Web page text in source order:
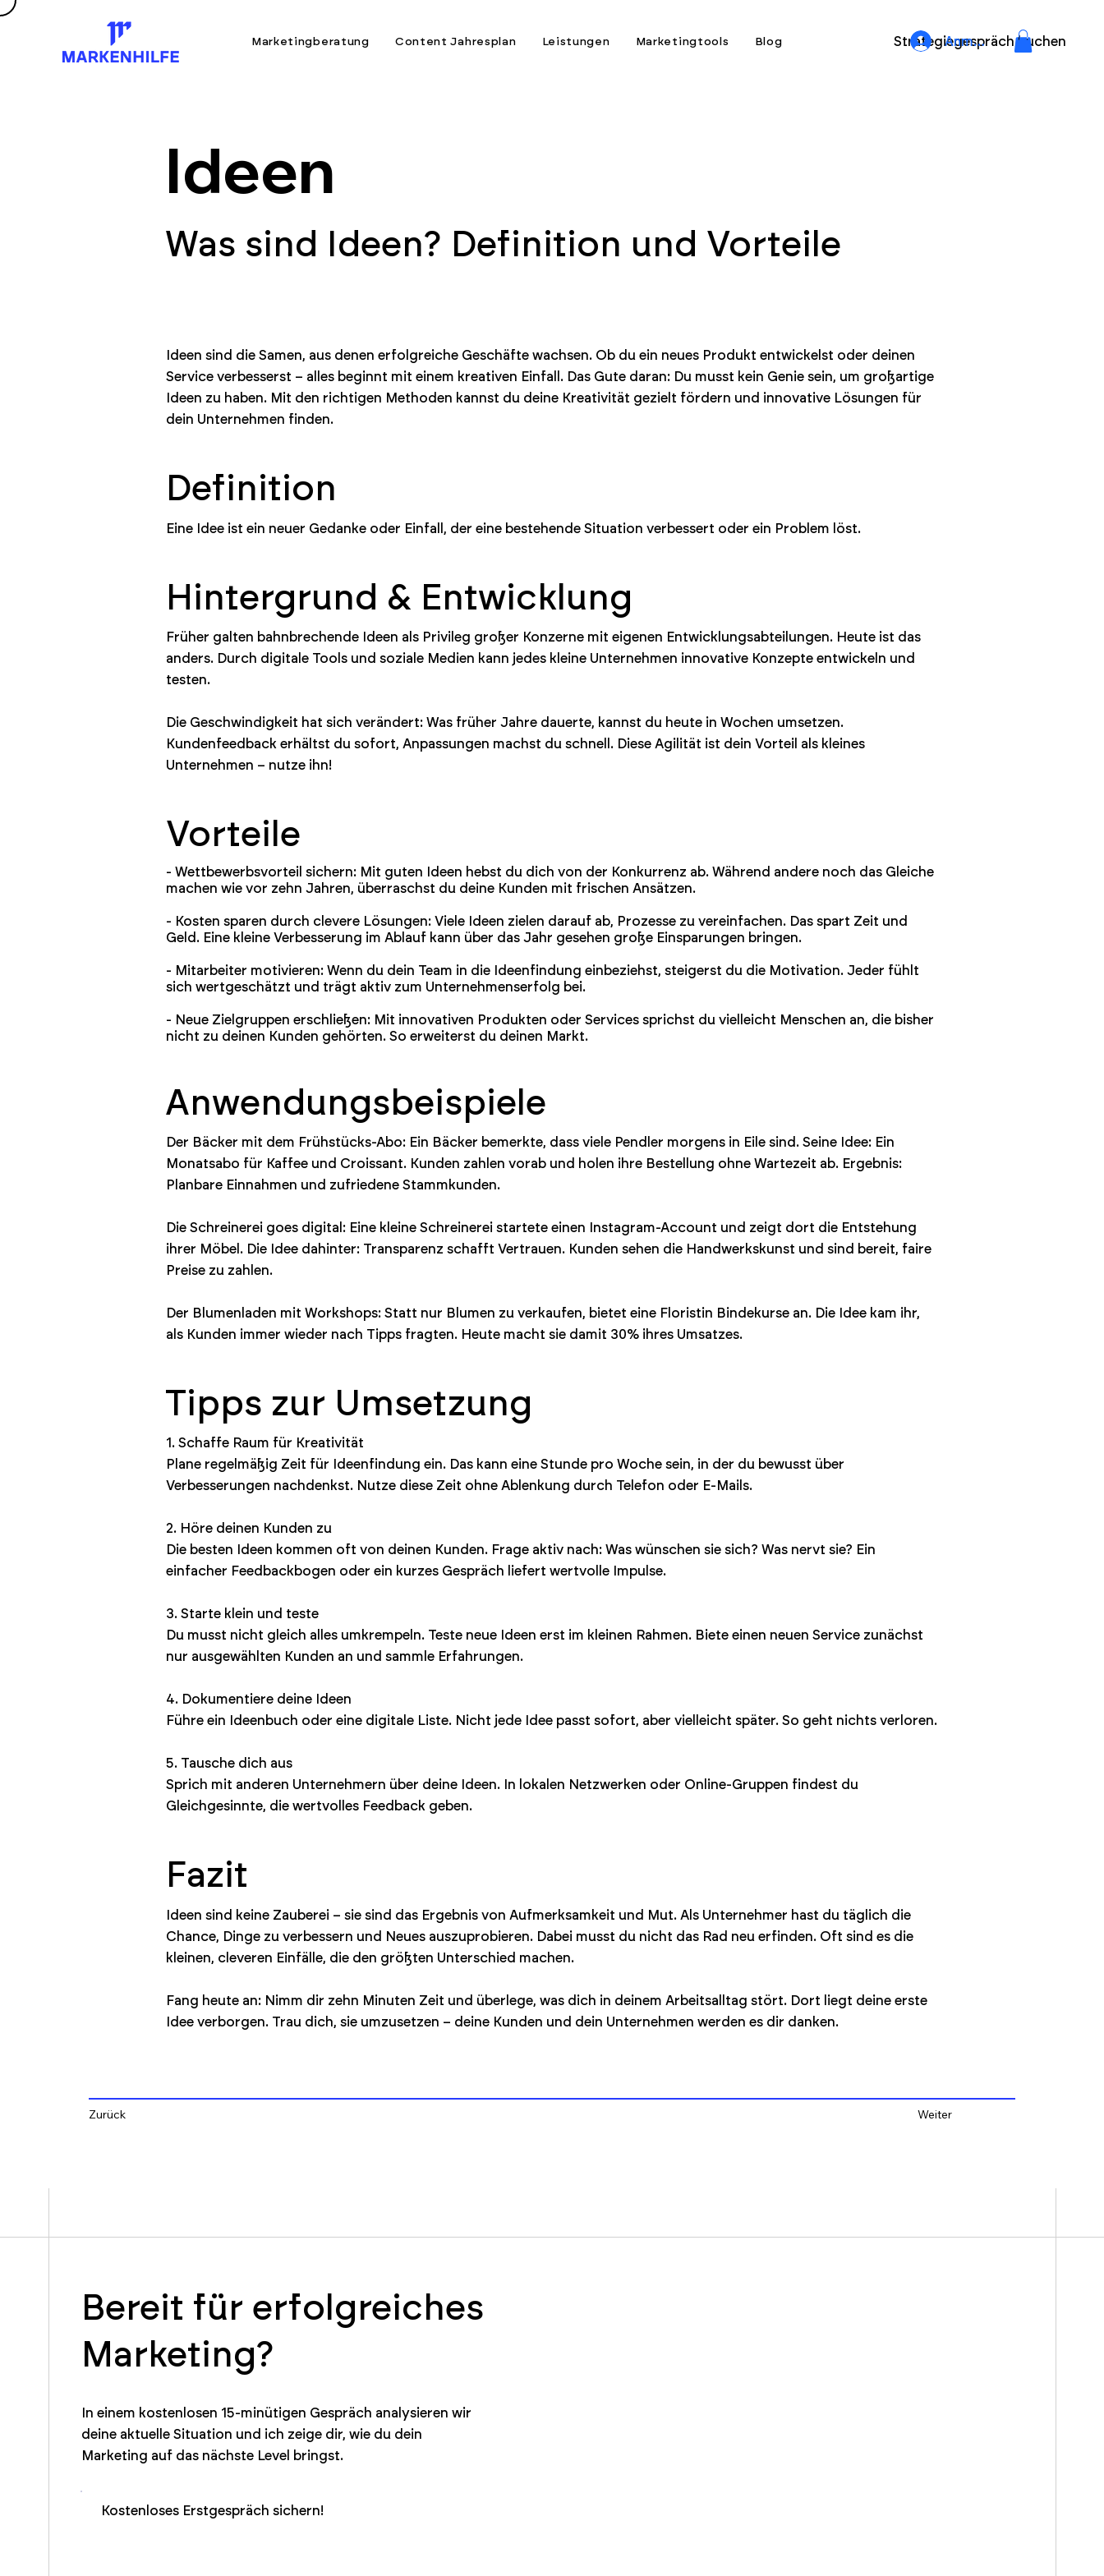
Marketingberatung Content Jahresplan Leistungen Marketingtools Blog Strategiegespräch buchen
Anmelden
Ideen
Was sind Ideen? Definition und Vorteile
Ideen sind die Samen, aus denen erfolgreiche Geschäfte wachsen. Ob du ein neues Produkt entwickelst oder deinen
Service verbesserst – alles beginnt mit einem kreativen Einfall. Das Gute daran: Du musst kein Genie sein, um großartige
Ideen zu haben. Mit den richtigen Methoden kannst du deine Kreativität gezielt fördern und innovative Lösungen für
dein Unternehmen finden.
Definition
Eine Idee ist ein neuer Gedanke oder Einfall, der eine bestehende Situation verbessert oder ein Problem löst.
Hintergrund & Entwicklung
Früher galten bahnbrechende Ideen als Privileg großer Konzerne mit eigenen Entwicklungsabteilungen. Heute ist das
anders. Durch digitale Tools und soziale Medien kann jedes kleine Unternehmen innovative Konzepte entwickeln und
testen.
Die Geschwindigkeit hat sich verändert: Was früher Jahre dauerte, kannst du heute in Wochen umsetzen.
Kundenfeedback erhältst du sofort, Anpassungen machst du schnell. Diese Agilität ist dein Vorteil als kleines
Unternehmen – nutze ihn!
Vorteile
- Wettbewerbsvorteil sichern: Mit guten Ideen hebst du dich von der Konkurrenz ab. Während andere noch das Gleiche
machen wie vor zehn Jahren, überraschst du deine Kunden mit frischen Ansätzen.
- Kosten sparen durch clevere Lösungen: Viele Ideen zielen darauf ab, Prozesse zu vereinfachen. Das spart Zeit und
Geld. Eine kleine Verbesserung im Ablauf kann über das Jahr gesehen große Einsparungen bringen.
- Mitarbeiter motivieren: Wenn du dein Team in die Ideenfindung einbeziehst, steigerst du die Motivation. Jeder fühlt
sich wertgeschätzt und trägt aktiv zum Unternehmenserfolg bei.
- Neue Zielgruppen erschließen: Mit innovativen Produkten oder Services sprichst du vielleicht Menschen an, die bisher
nicht zu deinen Kunden gehörten. So erweiterst du deinen Markt.
Anwendungsbeispiele
Der Bäcker mit dem Frühstücks-Abo: Ein Bäcker bemerkte, dass viele Pendler morgens in Eile sind. Seine Idee: Ein
Monatsabo für Kaffee und Croissant. Kunden zahlen vorab und holen ihre Bestellung ohne Wartezeit ab. Ergebnis:
Planbare Einnahmen und zufriedene Stammkunden.
Die Schreinerei goes digital: Eine kleine Schreinerei startete einen Instagram-Account und zeigt dort die Entstehung
ihrer Möbel. Die Idee dahinter: Transparenz schafft Vertrauen. Kunden sehen die Handwerkskunst und sind bereit, faire
Preise zu zahlen.
Der Blumenladen mit Workshops: Statt nur Blumen zu verkaufen, bietet eine Floristin Bindekurse an. Die Idee kam ihr,
als Kunden immer wieder nach Tipps fragten. Heute macht sie damit 30% ihres Umsatzes.
Tipps zur Umsetzung
1. Schaffe Raum für Kreativität
Plane regelmäßig Zeit für Ideenfindung ein. Das kann eine Stunde pro Woche sein, in der du bewusst über
Verbesserungen nachdenkst. Nutze diese Zeit ohne Ablenkung durch Telefon oder E-Mails.
2. Höre deinen Kunden zu
Die besten Ideen kommen oft von deinen Kunden. Frage aktiv nach: Was wünschen sie sich? Was nervt sie? Ein
einfacher Feedbackbogen oder ein kurzes Gespräch liefert wertvolle Impulse.
3. Starte klein und teste
Du musst nicht gleich alles umkrempeln. Teste neue Ideen erst im kleinen Rahmen. Biete einen neuen Service zunächst
nur ausgewählten Kunden an und sammle Erfahrungen.
4. Dokumentiere deine Ideen
Führe ein Ideenbuch oder eine digitale Liste. Nicht jede Idee passt sofort, aber vielleicht später. So geht nichts verloren.
5. Tausche dich aus
Sprich mit anderen Unternehmern über deine Ideen. In lokalen Netzwerken oder Online-Gruppen findest du
Gleichgesinnte, die wertvolles Feedback geben.
Fazit
Ideen sind keine Zauberei – sie sind das Ergebnis von Aufmerksamkeit und Mut. Als Unternehmer hast du täglich die
Chance, Dinge zu verbessern und Neues auszuprobieren. Dabei musst du nicht das Rad neu erfinden. Oft sind es die
kleinen, cleveren Einfälle, die den größten Unterschied machen.
Fang heute an: Nimm dir zehn Minuten Zeit und überlege, was dich in deinem Arbeitsalltag stört. Dort liegt deine erste
Idee verborgen. Trau dich, sie umzusetzen – deine Kunden und dein Unternehmen werden es dir danken.
Zurück Weiter
Bereit für erfolgreiches
Marketing?
In einem kostenlosen 15-minütigen Gespräch analysieren wir
deine aktuelle Situation und ich zeige dir, wie du dein
Marketing auf das nächste Level bringst.
Kostenloses Erstgespräch sichern!